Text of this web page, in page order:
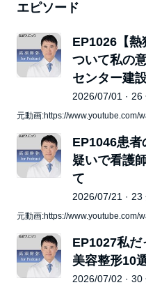
エピソード
EP1026【
ついて私の
センター建
2026/07/01 · 26
元動画:https://www.youtube.com/
EP1046患者
疑いで看護
て
2026/07/21 · 23
元動画:https://www.youtube.com/
EP1027私
美容整形10
2026/07/02 · 30